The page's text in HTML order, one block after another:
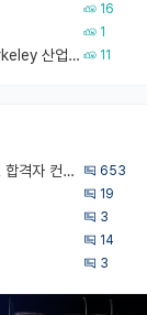
16
1
Korea University 수학, 컴퓨터과학 이학사, UC Berkeley 산업공학 대학원 공학박사가 되는 것은 쉽지 않겠죠? 11
[무료] 2026 미국 대학원 유학 스타터팩 - 가이드북 & 합격자 컨택메일 템플릿 653
19
3
14
3